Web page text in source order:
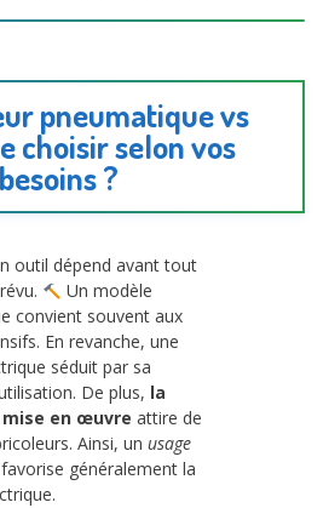
pneumatique vs
choisir selon vos
besoins ?
outil dépend avant tout
Un modèle
convient souvent aux
En revanche, une
séduit par sa
De plus, la
en œuvre attire de
Ainsi, un usage
favorise généralement la